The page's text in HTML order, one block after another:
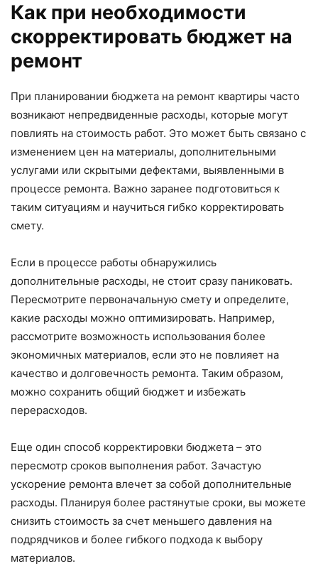
Как при необходимости
скорректировать бюджет на
ремонт
При планировании бюджета на ремонт квартиры часто
возникают непредвиденные расходы, которые могут
повлиять на стоимость работ. Это может быть связано с
изменением цен на материалы, дополнительными
услугами или скрытыми дефектами, выявленными в
процессе ремонта. Важно заранее подготовиться к
таким ситуациям и научиться гибко корректировать
смету.
Если в процессе работы обнаружились
дополнительные расходы, не стоит сразу паниковать.
Пересмотрите первоначальную смету и определите,
какие расходы можно оптимизировать. Например,
рассмотрите возможность использования более
экономичных материалов, если это не повлияет на
качество и долговечность ремонта. Таким образом,
можно сохранить общий бюджет и избежать
перерасходов.
Еще один способ корректировки бюджета – это
пересмотр сроков выполнения работ. Зачастую
ускорение ремонта влечет за собой дополнительные
расходы. Планируя более растянутые сроки, вы можете
снизить стоимость за счет меньшего давления на
подрядчиков и более гибкого подхода к выбору
материалов.